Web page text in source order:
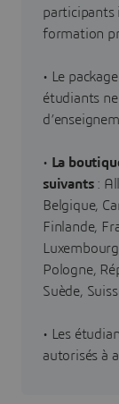
participants
formation
• Le
étudiants
• La
suivants:
Belgique,
Finlande,
Pologne,
Suède,
• Les
autorisés à